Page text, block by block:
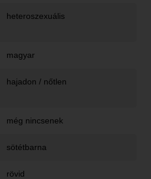
heteroszexuális
magyar
hajadon / nőtlen
még nincsenek
sötétbarna
rövid